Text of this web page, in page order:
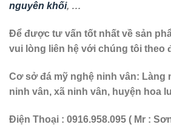
nguyên khối, …
Để được tư vấn tốt nhất về sản
vui lòng liên hệ với chúng tôi theo
Cơ sở đá mỹ nghệ ninh vân: Làng
ninh vân, xã ninh vân, huyện hoa
Điện Thoại : 0916.958.095 ( Mr :